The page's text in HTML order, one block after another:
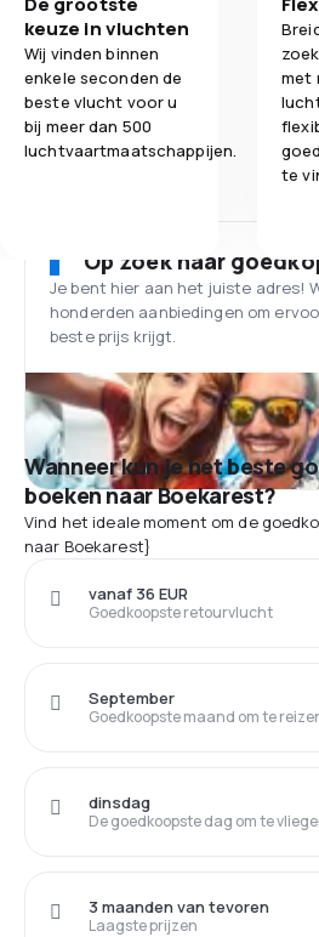
keuze in vluchten
Wij vinden binnen
enkele seconden de
beste vlucht voor u
bij meer dan 500
luchtvaartmaatschappijen.
met
te
Op zoek naar
Je bent hier aan het juiste adres!
honderden aanbiedingen om
beste prijs krijgt.
Wanneer kun je het beste
boeken naar Boekarest?
Vind het ideale moment om de
naar Boekarest}
Goedkoopste retourvlucht
vanaf 36 EUR
Goedkoopste maand om te
September
De goedkoopste dag om te
dinsdag
Laagste prijzen
3 maanden van tevoren